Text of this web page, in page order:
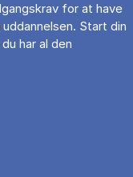
for at have
Start din
har al den